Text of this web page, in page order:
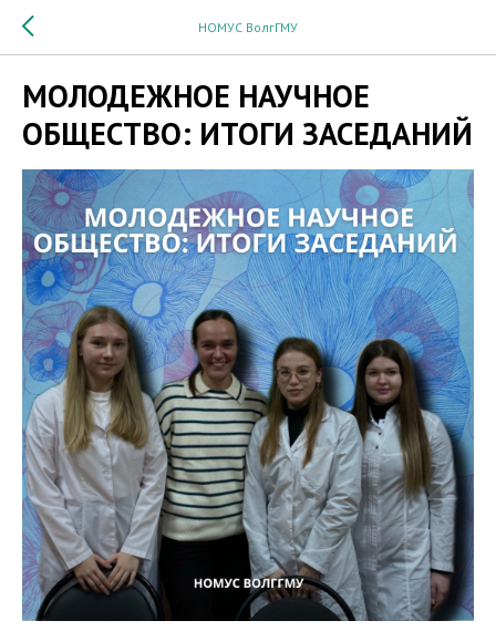
НОМУС ВолгГМУ
МОЛОДЕЖНОЕ НАУЧНОЕ
ОБЩЕСТВО: ИТОГИ ЗАСЕДАНИЙ